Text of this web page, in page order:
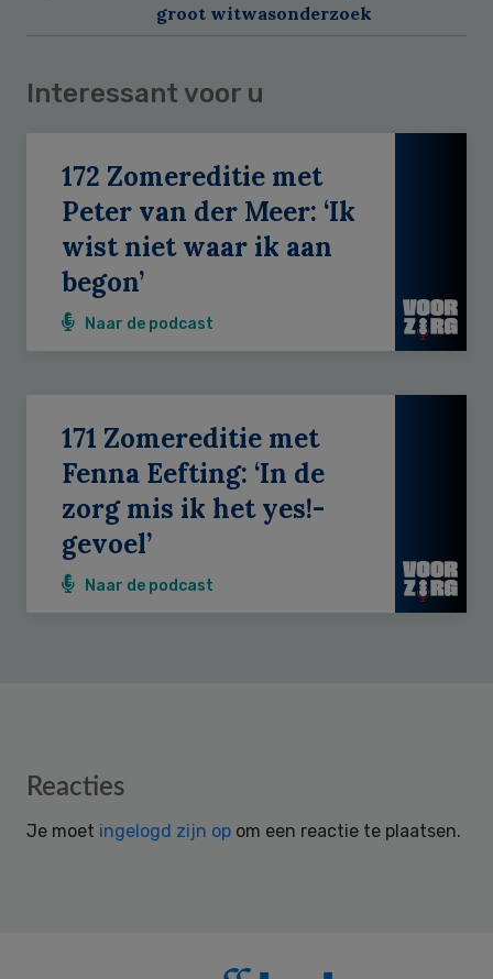
groot witwasonderzoek
Interessant voor u
172 Zomereditie met
Peter van der Meer: ‘Ik
wist niet waar ik aan
begon’
Naar de podcast
171 Zomereditie met
Fenna Eefting: ‘In de
zorg mis ik het yes!-
gevoel’
Naar de podcast
Reader
Reacties
Je moet ingelogd zijn op om een reactie te plaatsen.